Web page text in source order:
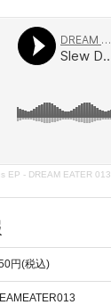
EP - DREAM EATER 013
円(税込)